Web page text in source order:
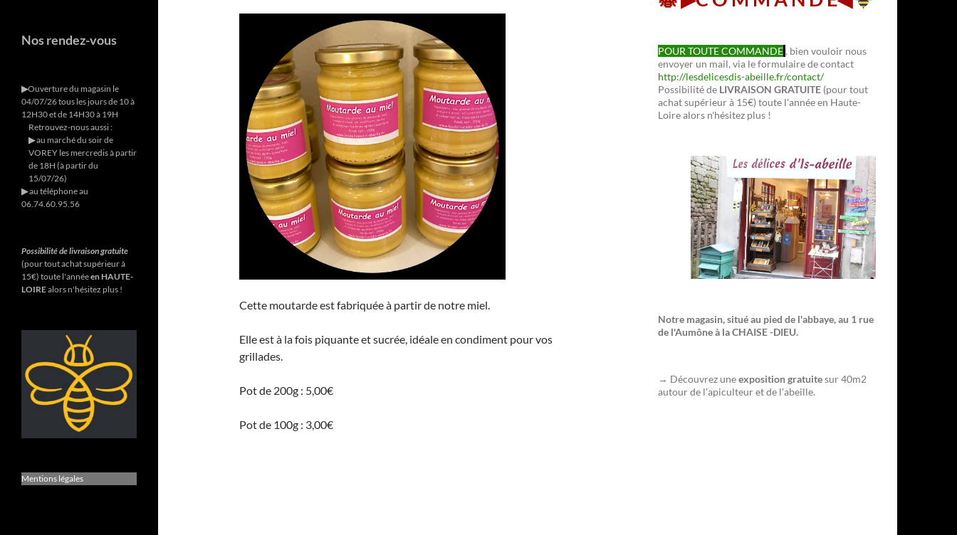
Cette moutarde est fabriquée à partir de notre miel.
Elle est à la fois piquante et sucrée, idéale en condiment pour vos
grillades.
Pot de 200g : 5,00€
Pot de 100g : 3,00€
POUR TOUTE COMMANDE , bien vouloir nous
envoyer un mail, via le formulaire de contact
http://lesdelicesdis-abeille.fr/contact/
Possibilité de LIVRAISON GRATUITE (pour tout
achat supérieur à 15€) toute l'année en Haute-
Loire alors n'hésitez plus !
Notre magasin, situé au pied de l'abbaye, au 1 rue
de l'Aumône à la CHAISE -DIEU.
→ Découvrez uneexposition gratuitesur 40m2
autour de l'apiculteur et de l'abeille.
Nos rendez-vous
▶︎Ouverture du magasin le
04/07/26 tous les jours de 10 à
12H30 et de 14H30 à 19H
Retrouvez-nous aussi :
▶︎au marché du soir de
VOREY les mercredis à partir
de 18H (à partir du
15/07/26)
▶︎au téléphone au
06.74.60.95.56
Possibilité de livraison gratuite
(pour tout achat supérieur à
15€) toute l'annéeen HAUTE-
LOIREalors n'hésitez plus !
Mentions légales